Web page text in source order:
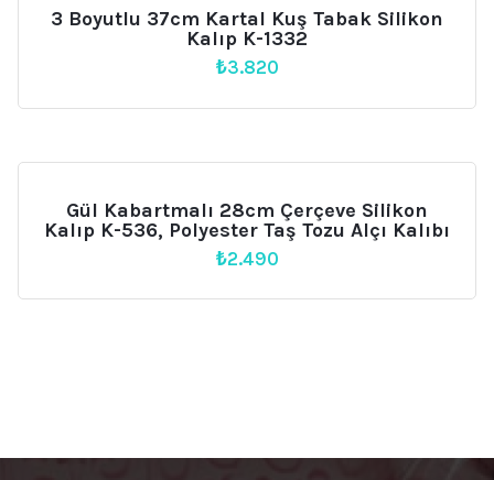
3 Boyutlu 37cm Kartal Kuş Tabak Silikon
Kalıp K-1332
₺3.820
Gül Kabartmalı 28cm Çerçeve Silikon
Kalıp K-536, Polyester Taş Tozu Alçı Kalıbı
₺2.490